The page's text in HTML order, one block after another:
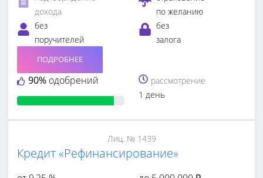
дохода
по желанию
без
поручителей
без
залога
90% одобрений
ПОДРОБНЕЕ
рассмотрение
1 день
Лиц. № 1439
Кредит «Рефинансирование»